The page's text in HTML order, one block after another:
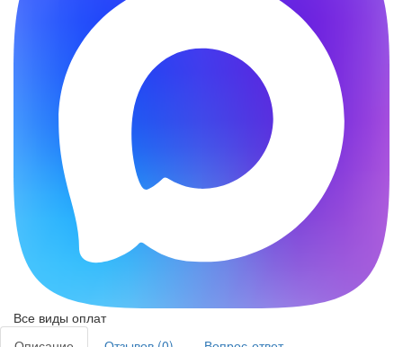
Все виды оплат